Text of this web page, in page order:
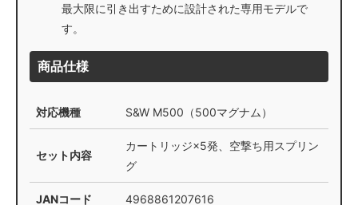
最大限に引き出すために設計された専用モデルで
す。
商品仕様
対応機種 S&W M500（500マグナム）
セット内容
カートリッジ×5発、空撃ち用スプリン
グ
JANコード 4968861207616